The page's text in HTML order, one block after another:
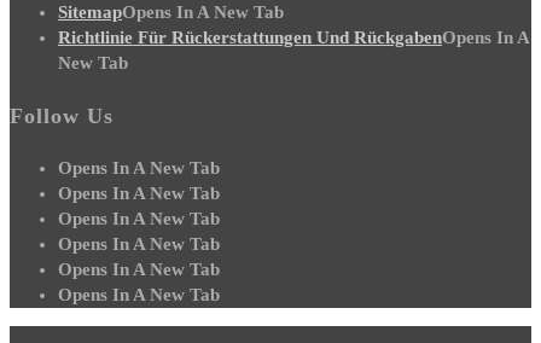
SitemapOpens In A New Tab
Richtlinie Für Rückerstattungen Und RückgabenOpens In A
New Tab
Follow Us
Opens In A New Tab
Opens In A New Tab
Opens In A New Tab
Opens In A New Tab
Opens In A New Tab
Opens In A New Tab